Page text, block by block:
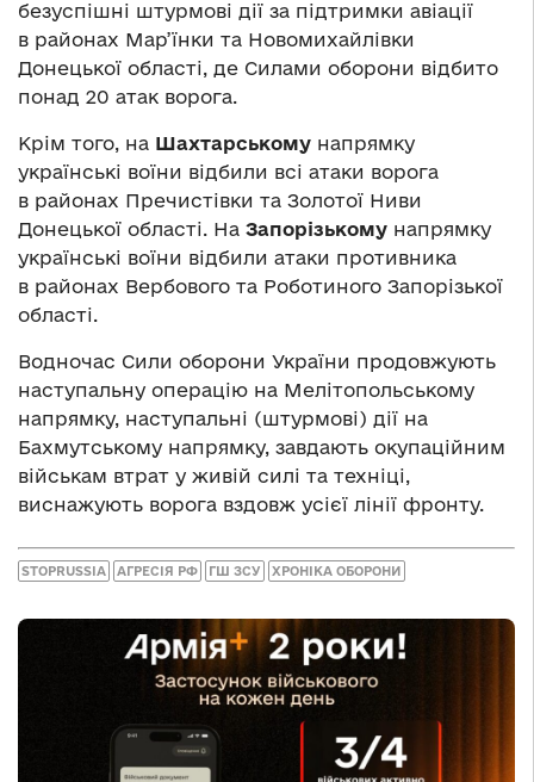
безуспішні штурмові дії за підтримки авіації
в районах Мар’їнки та Новомихайлівки
Донецької області, де Силами оборони відбито
понад 20 атак ворога.
Крім того, на Шахтарському напрямку
українські воїни відбили всі атаки ворога
в районах Пречистівки та Золотої Ниви
Донецької області. На Запорізькому напрямку
українські воїни відбили атаки противника
в районах Вербового та Роботиного Запорізької
області.
Водночас Сили оборони України продовжують
наступальну операцію на Мелітопольському
напрямку, наступальні (штурмові) дії на
Бахмутському напрямку, завдають окупаційним
військам втрат у живій силі та техніці,
виснажують ворога вздовж усієї лінії фронту.
STOPRUSSIA АГРЕСІЯ РФ ГШ ЗСУ ХРОНІКА ОБОРОНИ